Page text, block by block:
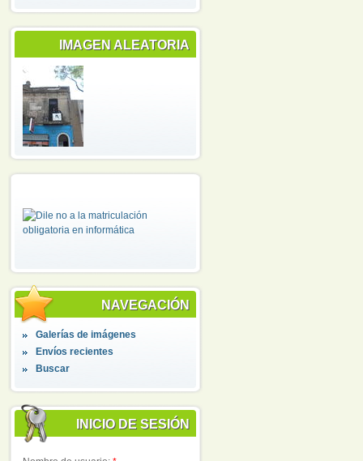
IMAGEN ALEATORIA
NAVEGACIÓN
Galerías de imágenes
Envíos recientes
Buscar
INICIO DE SESIÓN